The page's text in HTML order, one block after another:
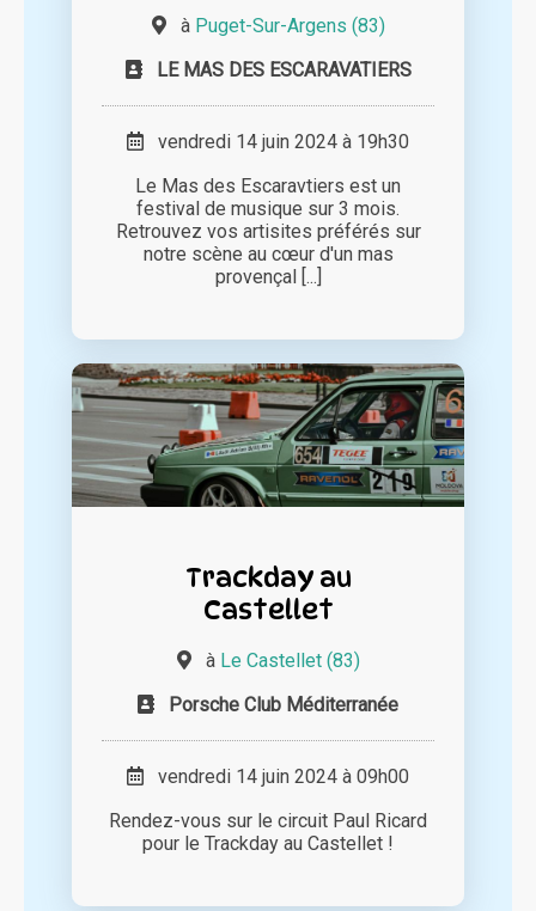
à Puget-Sur-Argens (83)
LE MAS DES ESCARAVATIERS
vendredi 14 juin 2024 à 19h30
Le Mas des Escaravtiers est un
festival de musique sur 3 mois.
Retrouvez vos artisites préférés sur
notre scène au cœur d'un mas
provençal [...]
Trackday au
Castellet
à Le Castellet (83)
Porsche Club Méditerranée
vendredi 14 juin 2024 à 09h00
Rendez-vous sur le circuit Paul Ricard
pour le Trackday au Castellet !